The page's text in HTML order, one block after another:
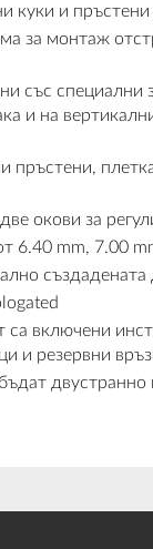
куки и
за монтаж
със
и на
пръстени,
окови за
6.40 mm, 7.00
създадената
са включени
и резервни